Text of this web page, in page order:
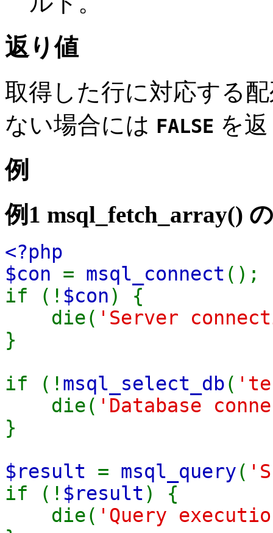
返り値
取得した行に対応する
ない場合には FALSE を
例
例1 msql_fetch_array()
<?php
$con = msql_connect ();
if (! $con) {
die( 'Server
}
if (! msql_select_db(
die( 'Database
}
$result = msql_query(
if (! $result) {
die( 'Query